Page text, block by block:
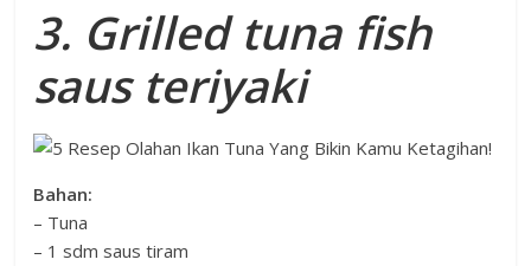
3. Grilled tuna fish
saus teriyaki
Bahan:
– Tuna
– 1 sdm saus tiram